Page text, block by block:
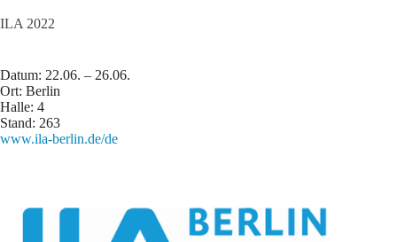
ILA 2022
Datum: 22.06. – 26.06.
Ort: Berlin
Halle: 4
Stand: 263
www.ila-berlin.de/de